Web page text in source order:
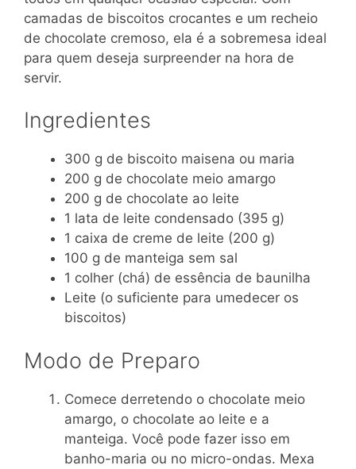
camadas de biscoitos crocantes e um recheio
de chocolate cremoso, ela é a sobremesa ideal
para quem deseja surpreender na hora de
servir.
Ingredientes
300 g de biscoito maisena ou maria
200 g de chocolate meio amargo
200 g de chocolate ao leite
1 lata de leite condensado (395 g)
1 caixa de creme de leite (200 g)
100 g de manteiga sem sal
1 colher (chá) de essência de baunilha
Leite (o suficiente para umedecer os
biscoitos)
Modo de Preparo
Comece derretendo o chocolate meio
amargo, o chocolate ao leite e a
manteiga. Você pode fazer isso em
banho-maria ou no micro-ondas. Mexa